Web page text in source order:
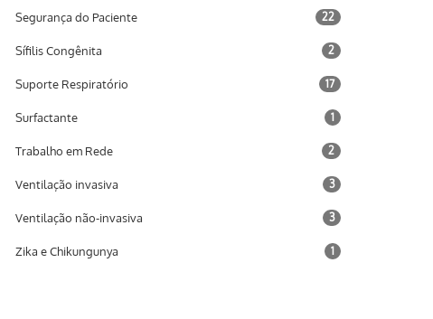
Segurança do Paciente 22
Sífilis Congênita 2
Suporte Respiratório 17
Surfactante 1
Trabalho em Rede 2
Ventilação invasiva 3
Ventilação não-invasiva 3
Zika e Chikungunya 1